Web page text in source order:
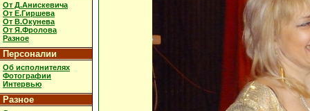
От Д.Анискевича
От Е.Гиршева
От В.Окунева
От Я.Фролова
Разное
Персоналии
Об исполнителях
Фотографии
Интервью
Разное